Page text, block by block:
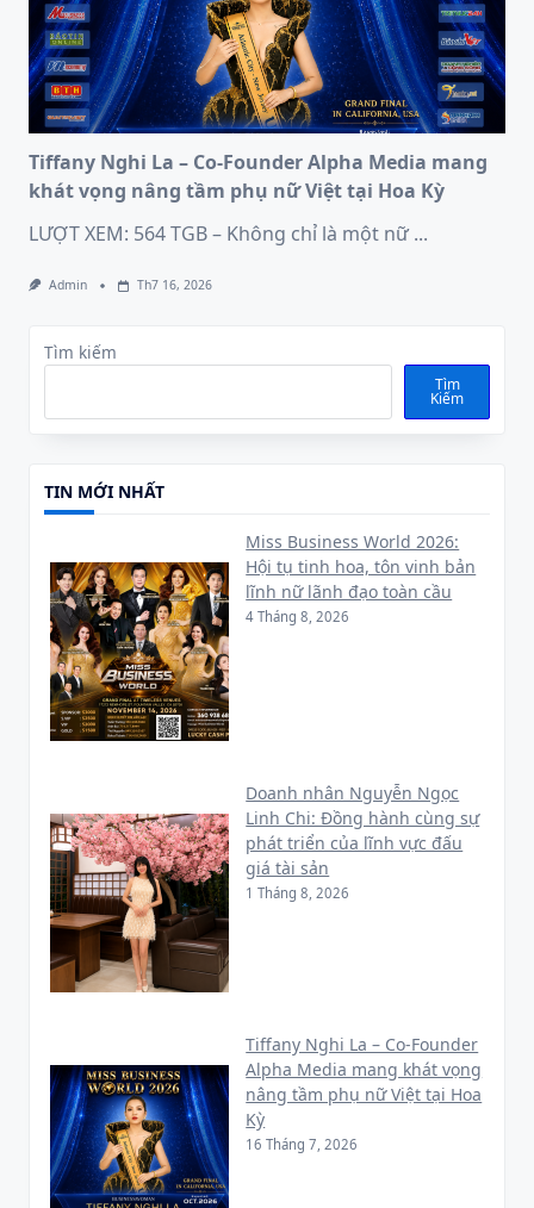
Tiffany Nghi La – Co-Founder Alpha Media mang
khát vọng nâng tầm phụ nữ Việt tại Hoa Kỳ
LƯỢT XEM: 564 TGB – Không chỉ là một nữ ...
Admin Th7 16, 2026
Tìm kiếm
Tìm
Kiếm
TIN MỚI NHẤT
Miss Business World 2026:
Hội tụ tinh hoa, tôn vinh bản
lĩnh nữ lãnh đạo toàn cầu
4 Tháng 8, 2026
Doanh nhân Nguyễn Ngọc
Linh Chi: Đồng hành cùng sự
phát triển của lĩnh vực đấu
giá tài sản
1 Tháng 8, 2026
Tiffany Nghi La – Co-Founder
Alpha Media mang khát vọng
nâng tầm phụ nữ Việt tại Hoa
Kỳ
16 Tháng 7, 2026